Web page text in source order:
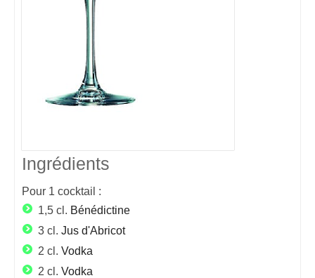
Ingrédients
Pour 1 cocktail :
1,5 cl. Bénédictine
3 cl. Jus d'Abricot
2 cl. Vodka
2 cl. Vodka